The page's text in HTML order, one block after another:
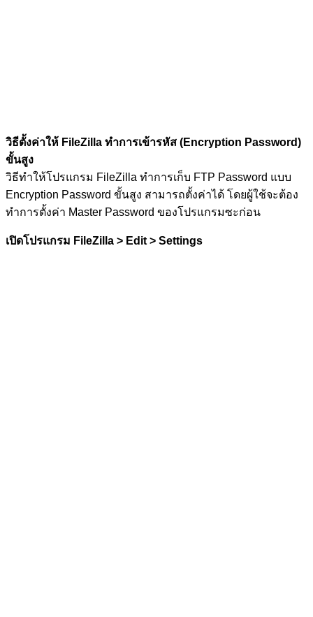
วิธีตั้งค่าให้ FileZilla ทำการเข้ารหัส (Encryption Password)
ขั้นสูง
วิธีทำให้โปรแกรม FileZilla ทำการเก็บ FTP Password แบบ
Encryption Password ขั้นสูง สามารถตั้งค่าได้ โดยผู้ใช้จะต้อง
ทำการตั้งค่า Master Password ของโปรแกรมซะก่อน
เปิดโปรแกรม FileZilla > Edit > Settings